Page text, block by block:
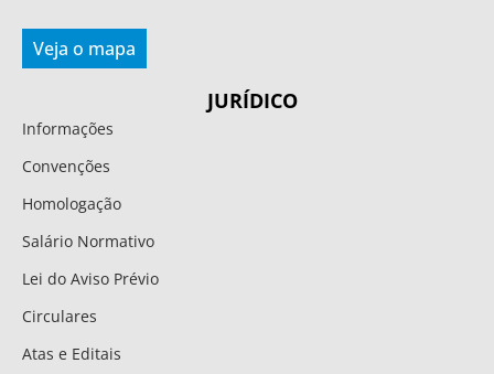
Veja o mapa
JURÍDICO
Informações
Convenções
Homologação
Salário Normativo
Lei do Aviso Prévio
Circulares
Atas e Editais